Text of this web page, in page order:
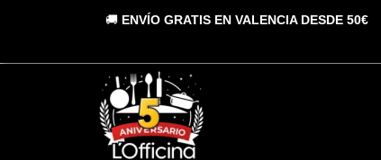
🚚 ENVÍO GRATIS EN VALENCIA DESDE 50€